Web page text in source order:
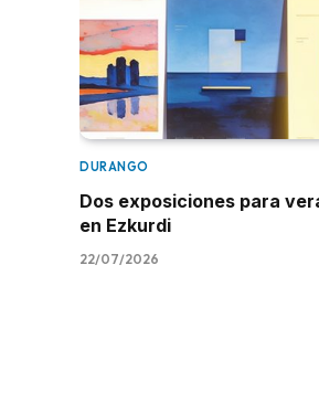
DURANGO
Dos exposiciones para
en Ezkurdi
22/07/2026